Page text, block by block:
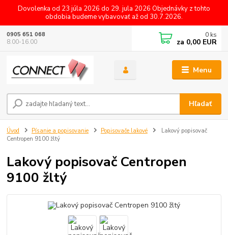
Dovolenka od 23 júla 2026 do 29. jula 2026 Objednávky z tohto
obdobia budeme vybavovať až od 30.7.2026.
Menu
Hľadať
0905 651 068
8.00-16.00
0 ks
za 0,00 EUR
Úvod Písanie a popisovanie Popisovače lakové
Lakový popisovač
Centropen 9100 žltý
Lakový popisovač Centropen
9100 žltý